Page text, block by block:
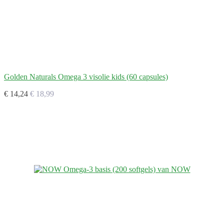
Golden Naturals Omega 3 visolie kids (60 capsules)
€ 14,24 € 18,99